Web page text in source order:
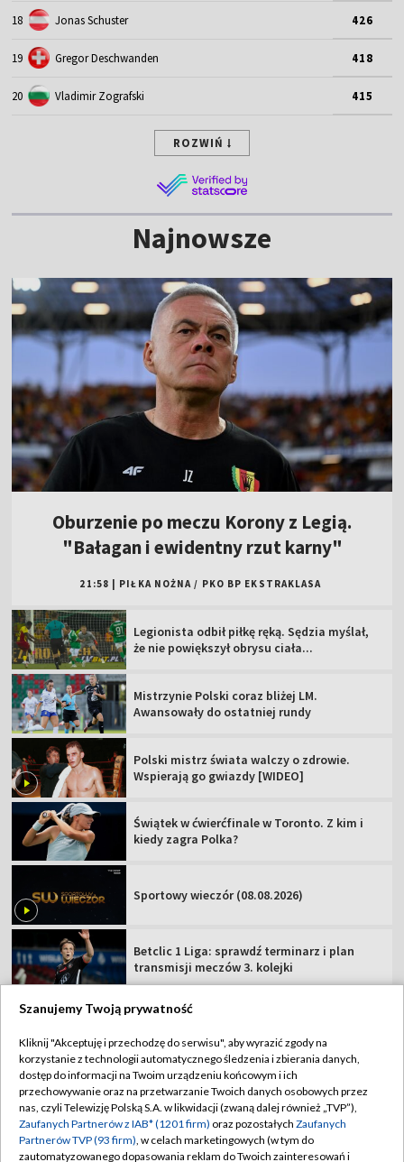
18 Jonas Schuster 426
19 Gregor Deschwanden 418
20 Vladimir Zografski 415
ROZWIŃ
Najnowsze
Oburzenie po meczu Korony z Legią.
"Bałagan i ewidentny rzut karny"
21:58 PIŁKA NOŻNA / PKO BP EKSTRAKLASA
Legionista odbił piłkę ręką. Sędzia myślał,
że nie powiększył obrysu ciała...
Mistrzynie Polski coraz bliżej LM.
Awansowały do ostatniej rundy
Polski mistrz świata walczy o zdrowie.
Wspierają go gwiazdy [WIDEO]
Świątek w ćwierćfinale w Toronto. Z kim i
kiedy zagra Polka?
Sportowy wieczór (08.08.2026)
Betclic 1 Liga: sprawdź terminarz i plan
transmisji meczów 3. kolejki
TVP
Abonament TVP
Sklep TVP
Biuro Reklamy
Regulamin TVP
Polityka prywatności
Moje zgody
Szanujemy Twoją prywatność
Kliknij "Akceptuję i przechodzę do serwisu", aby wyrazić zgody na
korzystanie z technologii automatycznego śledzenia i zbierania danych,
dostęp do informacji na Twoim urządzeniu końcowym i ich
przechowywanie oraz na przetwarzanie Twoich danych osobowych przez
nas, czyli Telewizję Polską S.A. w likwidacji (zwaną dalej również „TVP”),
Zaufanych Partnerów z IAB* (1201 firm) oraz pozostałych Zaufanych
Partnerów TVP (93 firm), w celach marketingowych (w tym do
zautomatyzowanego dopasowania reklam do Twoich zainteresowań i